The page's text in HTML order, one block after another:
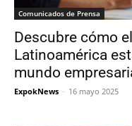
Comunicados de Prensa
Descubre cómo
Latinoamérica
mundo
ExpokNews - 16 mayo 2025